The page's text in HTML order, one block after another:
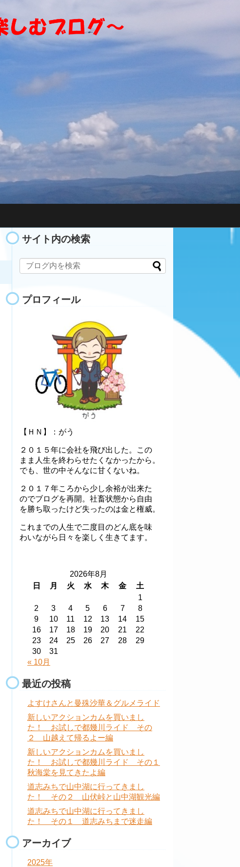
サイト内の検索
プロフィール
【ＨＮ】：がう
２０１５年に会社を飛び出した。この
まま人生を終わらせたくなかったから。
でも、世の中そんなに甘くないね。
２０１７年ころから少し余裕が出来た
のでブログを再開。社畜状態から自由
を勝ち取ったけど失ったのは金と権威。
これまでの人生で二度目のどん底を味
わいながら日々を楽しく生きてます。
2026年8月
日
月 火 水 木 金
土
1
2
3 4 5 6 7
8
9
10 11 12 13 14
15
16
17 18 19 20 21
22
23
24 25 26 27 28
29
30
31
« 10月
最近の投稿
よすけさんと曼殊沙華＆グルメライド
新しいアクションカムを買いまし
た！ お試しで都幾川ライド その
２ 山越えて帰るよー編
新しいアクションカムを買いまし
た！ お試しで都幾川ライド その１
秋海棠を見てきたよ編
道志みちで山中湖に行ってきまし
た！ その２ 山伏峠と山中湖観光編
道志みちで山中湖に行ってきまし
た！ その１ 道志みちまで迷走編
アーカイブ
2025年